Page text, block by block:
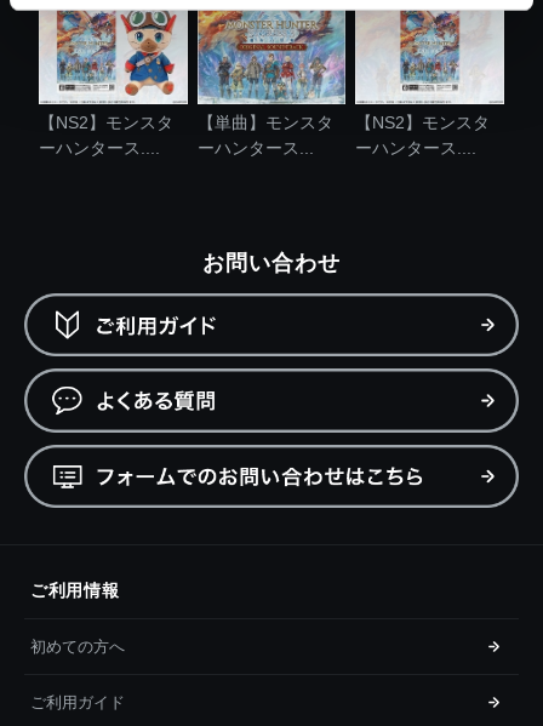
【NS2】モンスタ
ーハンタース....
【単曲】モンスタ
ーハンタース...
【NS2】モンスタ
ーハンタース....
お問い合わせ
ご利用情報
初めての方へ
ご利用ガイド